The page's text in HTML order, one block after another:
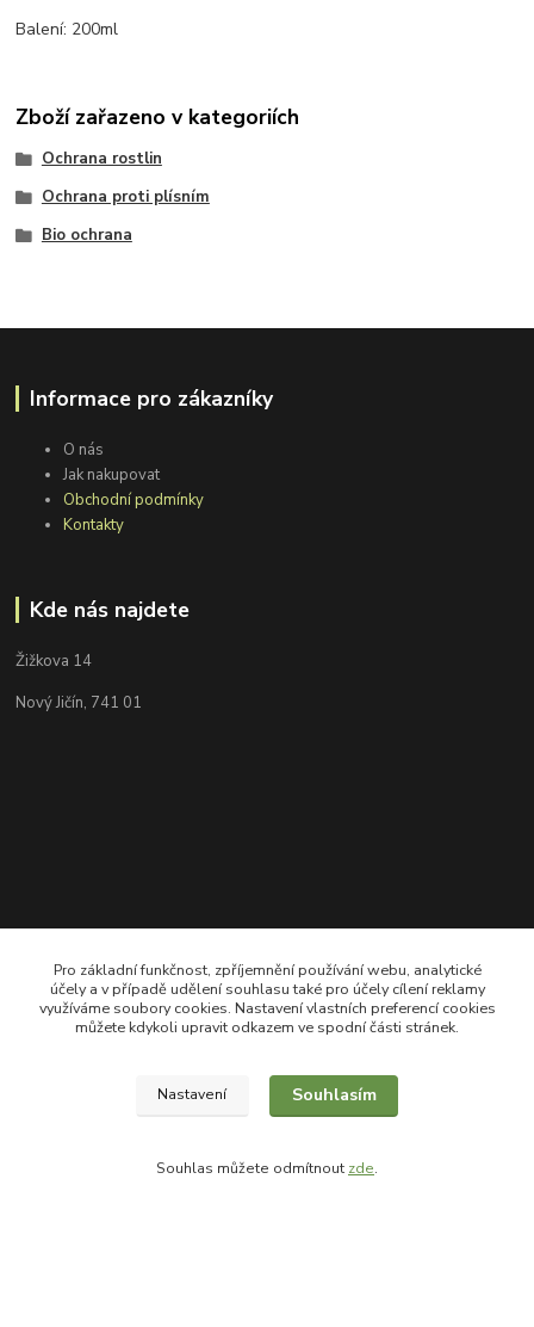
Balení: 200ml
Zboží zařazeno v kategoriích
Ochrana rostlin
Ochrana proti plísním
Bio ochrana
Informace pro zákazníky
O nás
Jak nakupovat
Obchodní podmínky
Kontakty
Kde nás najdete
Žižkova 14
Nový Jičín, 741 01
Pro základní funkčnost, zpříjemnění používání webu, analytické
účely a v případě udělení souhlasu také pro účely cílení reklamy
využíváme soubory cookies. Nastavení vlastních preferencí cookies
můžete kdykoli upravit odkazem ve spodní části stránek.
Nastavení Souhlasím
Souhlas můžete odmítnout zde.